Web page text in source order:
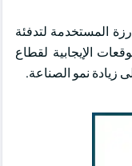
هذه الغلايات من التقنيات البارزة المستخدمة لتدفئة
الإيجابية لقطاع
زيادة نمو الصناعة.